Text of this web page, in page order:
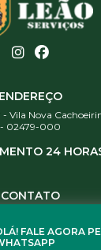
ENDEREÇO
Vila Nova
- 02479-000
24
CONTATO
(11) 3461-5871
FALE AGORA